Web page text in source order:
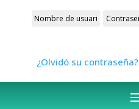
¿Olvidó su contraseña?